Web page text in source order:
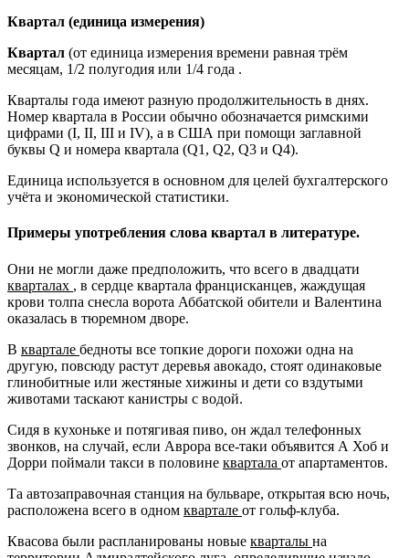
Квартал (единица измерения)
Квартал (от единица измерения времени равная трём
месяцам, 1/2 полугодия или 1/4 года .
Кварталы года имеют разную продолжительность в днях.
Номер квартала в России обычно обозначается римскими
цифрами (I, II, III и IV), а в США при помощи заглавной
буквы Q и номера квартала (Q1, Q2, Q3 и Q4).
Единица используется в основном для целей бухгалтерского
учёта и экономической статистики.
Примеры употребления слова квартал в литературе.
Они не могли даже предположить, что всего в двадцати
кварталах , в сердце квартала францисканцев, жаждущая
крови толпа снесла ворота Аббатской обители и Валентина
оказалась в тюремном дворе.
В квартале бедноты все топкие дороги похожи одна на
другую, повсюду растут деревья авокадо, стоят одинаковые
глинобитные или жестяные хижины и дети со вздутыми
животами таскают канистры с водой.
Сидя в кухоньке и потягивая пиво, он ждал телефонных
звонков, на случай, если Аврора все-таки объявится А Хоб и
Дорри поймали такси в половине квартала от апартаментов.
Та автозаправочная станция на бульваре, открытая всю ночь,
расположена всего в одном квартале от гольф-клуба.
Квасова были распланированы новые кварталы на